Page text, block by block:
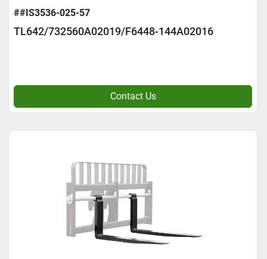
##IS3536-025-57
TL642/732560A02019/F6448-144A02016
Contact Us